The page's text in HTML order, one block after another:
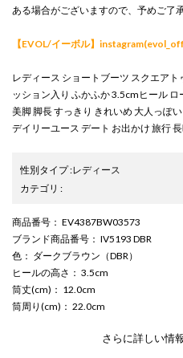
ある場合がございますので、予めご了
【EVOL/イーボル】
レディース ショートブーツ スクエアト
ッション入り ふかふか 3.5cmヒール
美脚 脚長 すっきり きれいめ 大人っぽ
デイリーユース デート お出かけ 旅行
性別タイプ:レディース
カテゴリ :
商品番号 ： EV4387BW03573
ブランド商品番号 ： IV5193 DBR
色 ： ダークブラウン（DBR）
ヒールの高さ ： 3.5cm
筒丈(cm) ： 12.0cm
筒周り(cm) ： 22.0cm
さらに詳しい情